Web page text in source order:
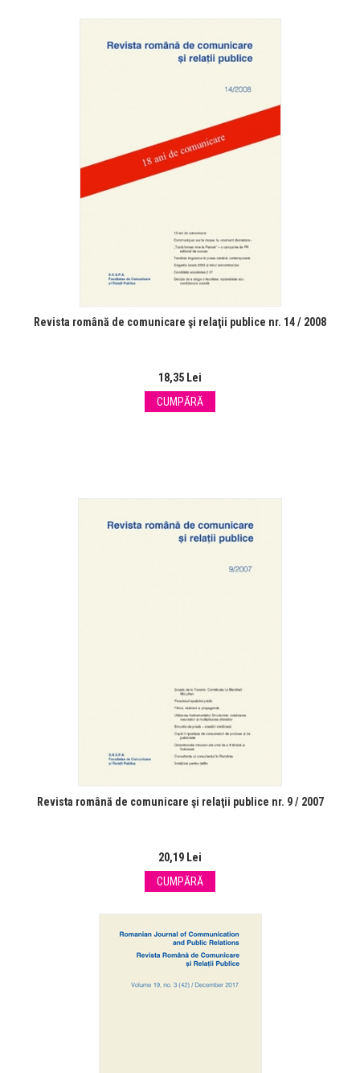
Revista română de comunicare şi relaţii publice nr. 14 / 2008
18,35 Lei
CUMPĂRĂ
Revista română de comunicare şi relaţii publice nr. 9 / 2007
20,19 Lei
CUMPĂRĂ